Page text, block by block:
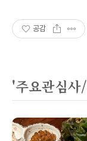
공감
'주요관심